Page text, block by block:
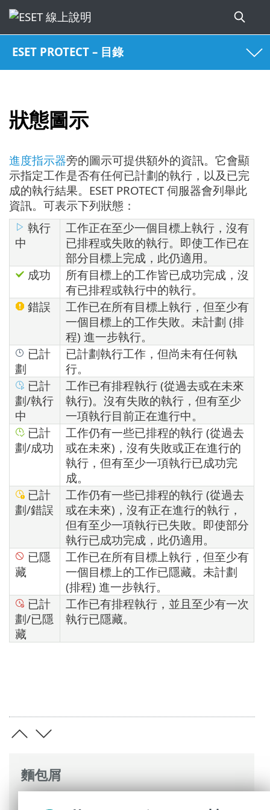
ESET PROTECT – 目錄
狀態圖示
麵包屑
進度指示器旁的圖示可提供額外的資訊。它會顯
示指定工作是否有任何已計劃的執行，以及已完
成的執行結果。ESET PROTECT 伺服器會列舉此
資訊。可表示下列狀態：
執行
中
工作正在至少一個目標上執行，沒有
已排程或失敗的執行。即使工作已在
部分目標上完成，此仍適用。
成功
所有目標上的工作皆已成功完成，沒
有已排程或執行中的執行。
錯誤
工作已在所有目標上執行，但至少有
一個目標上的工作失敗。未計劃 (排
程) 進一步執行。
已計
劃
已計劃執行工作，但尚未有任何執
行。
已計
劃/執行
中
工作已有排程執行 (從過去或在未來
執行)。沒有失敗的執行，但有至少
一項執行目前正在進行中。
已計
劃/成功
工作仍有一些已排程的執行 (從過去
或在未來)，沒有失敗或正在進行的
執行，但有至少一項執行已成功完
成。
已計
劃/錯誤
工作仍有一些已排程的執行 (從過去
或在未來)，沒有正在進行的執行，
但有至少一項執行已失敗。即使部分
執行已成功完成，此仍適用。
已隱
藏
工作已在所有目標上執行，但至少有
一個目標上的工作已隱藏。未計劃
(排程) 進一步執行。
已計
劃/已隱
藏
工作已有排程執行，並且至少有一次
執行已隱藏。